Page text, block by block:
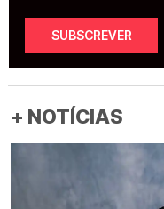
SUBSCREVER
+ NOTÍCIAS